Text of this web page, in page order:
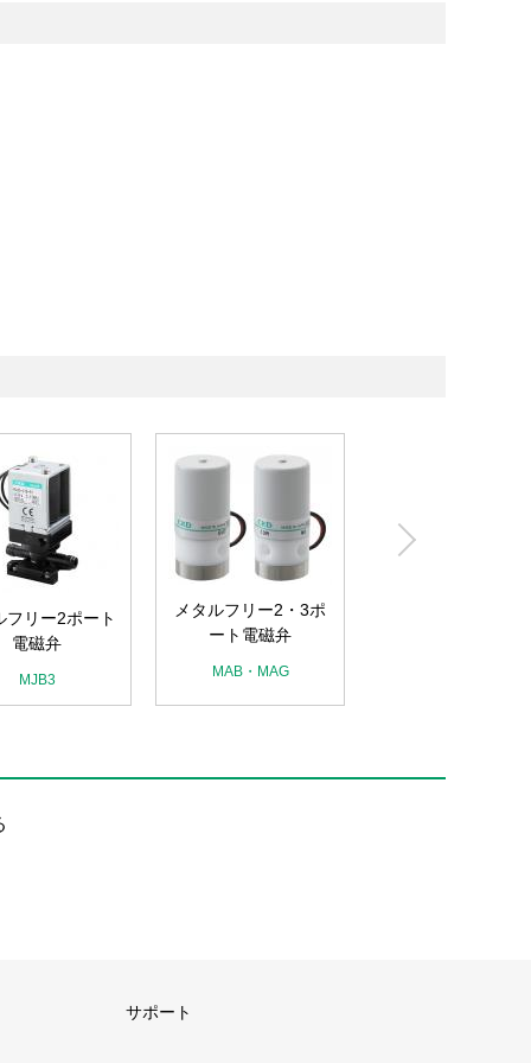
フリー2ポート
電磁弁
MJB3
メタルフリー2・3ポ
ート電磁弁
MAB・MAG
サポート